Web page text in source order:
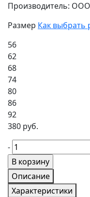
Производитель: ООО
Размер Как выбрать
56
62
68
74
80
86
92
380 руб.
-
Описание
Характеристики